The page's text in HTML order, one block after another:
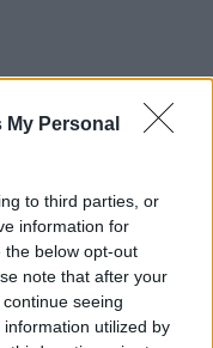
Personal
to third parties, or
information for
the below opt-out
note that after your
seeing
utilized by